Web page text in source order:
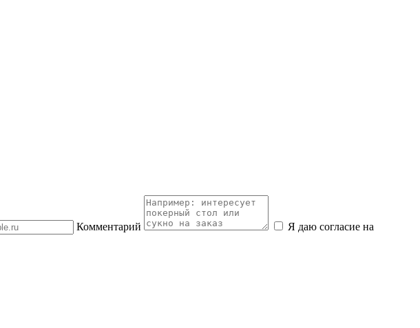
Комментарий
Я даю согласие на